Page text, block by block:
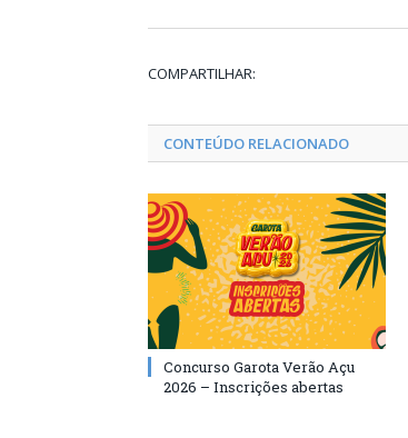
COMPARTILHAR:
CONTEÚDO RELACIONADO
Concurso Garota Verão Açu
2026 – Inscrições abertas